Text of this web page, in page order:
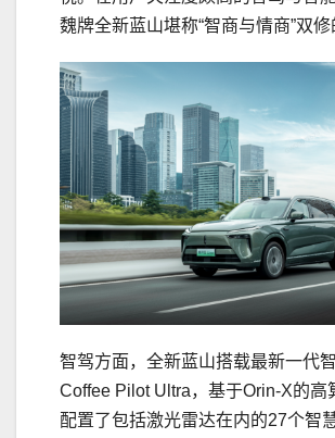
魏牌全新蓝山堪称“智商与情商”双修
智驾方面，全新蓝山搭载最新一代
Coffee Pilot Ultra，基于Orin-X的高
配置了包括激光雷达在内的27个智